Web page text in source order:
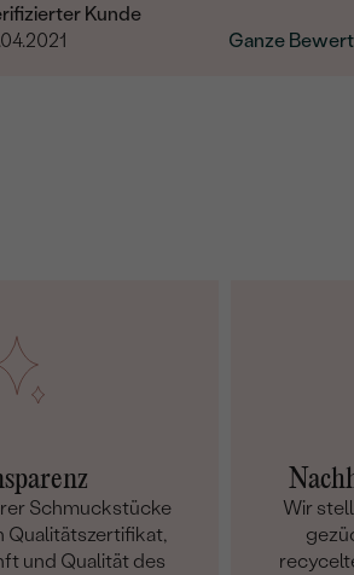
und zuverlässig. Bitte
Kunde
Ganze
Schmuckstücke
Qualitätszertifikat,
und Qualität des
Wir